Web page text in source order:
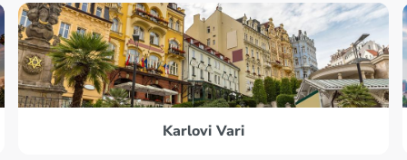
Karlovi Vari